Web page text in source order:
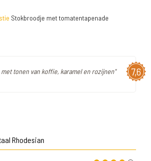
Stokbroodje met tomatentapenade
7,6
tonen van koffie, karamel en rozijnen"
Rhodesian